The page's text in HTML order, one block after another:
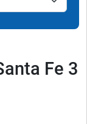
Fe 3